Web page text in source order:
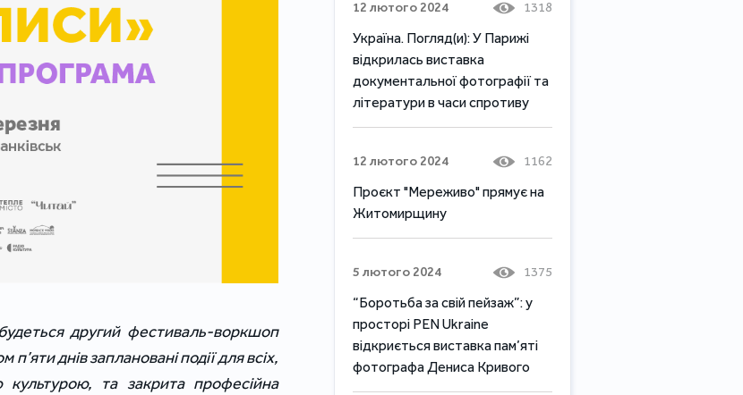
другий фестиваль-воркшоп
днів заплановані події для всіх,
культурою, та закрита професійна
12 лютого 2024 1318
Україна. Погляд(и): У Парижі
відкрилась виставка
документальної фотографії та
літератури в часи спротиву
12 лютого 2024 1162
Проєкт "Мереживо" прямує на
Житомирщину
5 лютого 2024 1375
“Боротьба за свій пейзаж”: у
просторі PEN Ukraine
відкриється виставка пам’яті
фотографа Дениса Кривого